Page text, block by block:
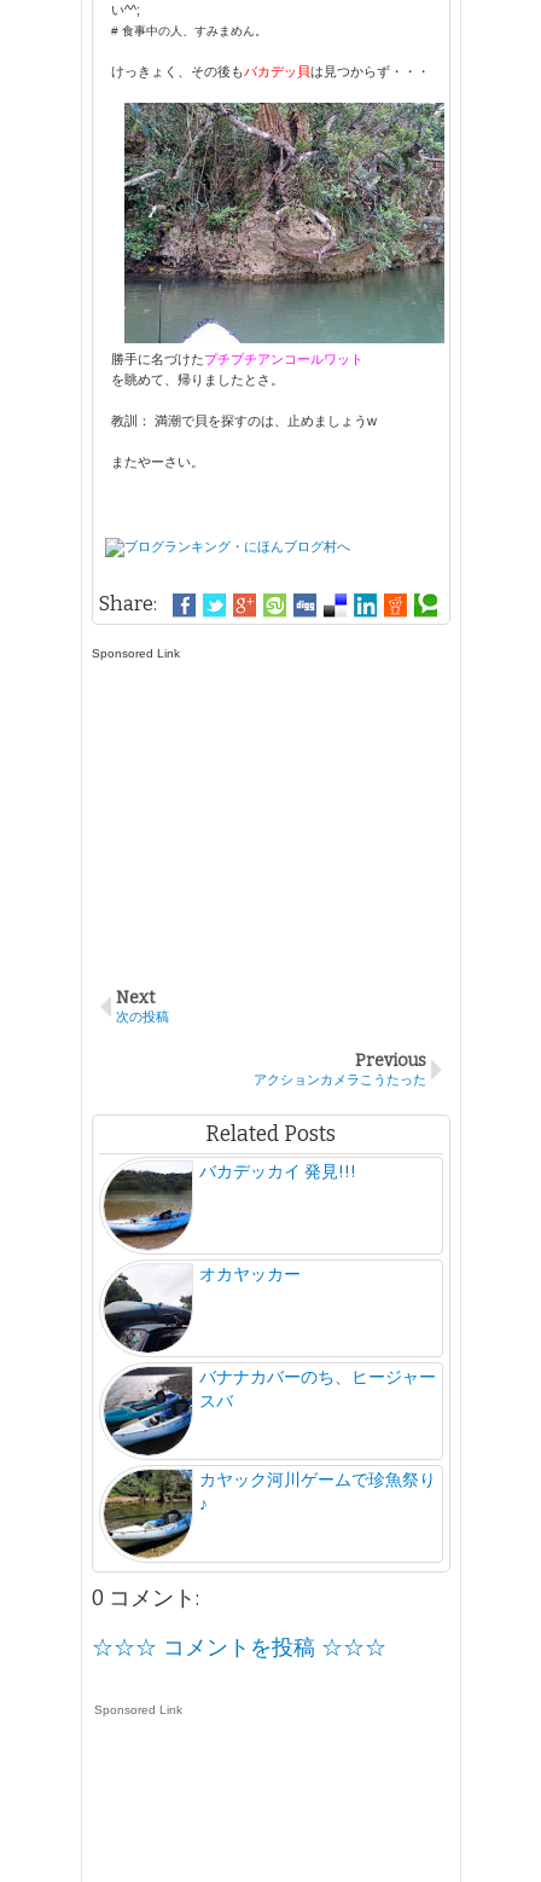
い^^;
# 食事中の人、すみまめん。
けっきょく、その後もバカデッ貝は見つからず・・・
勝手に名づけたプチプチアンコールワット
を眺めて、帰りましたとさ。
教訓： 満潮で貝を探すのは、止めましょうw
またやーさい。
Share:
Sponsored Link
Next
次の投稿
Previous
アクションカメラこうたった
Related Posts
バカデッカイ 発見!!!
オカヤッカー
バナナカバーのち、ヒージャー
スバ
カヤック河川ゲームで珍魚祭り
♪
0 コメント:
☆☆☆ コメントを投稿 ☆☆☆
Sponsored Link